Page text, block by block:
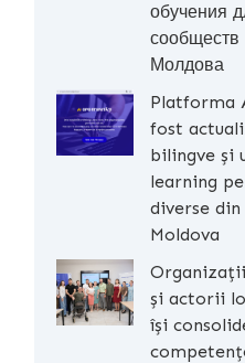
обучения
сообществ
Молдова
Platforma
fost
bilingve și
learning
diverse din
Moldova
și actorii
își